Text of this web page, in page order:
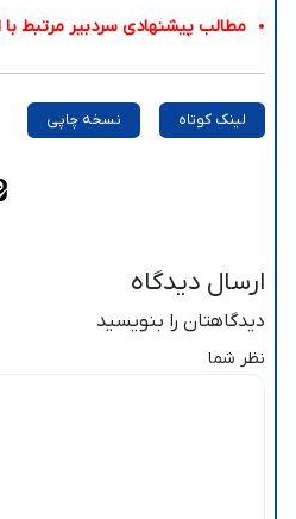
مطالب پیشنهادی سردبیر مرتبط
لینک کوتاه نسخه چاپی
ارسال دیدگاه
دیدگاهتان را بنویسید
نظر شما